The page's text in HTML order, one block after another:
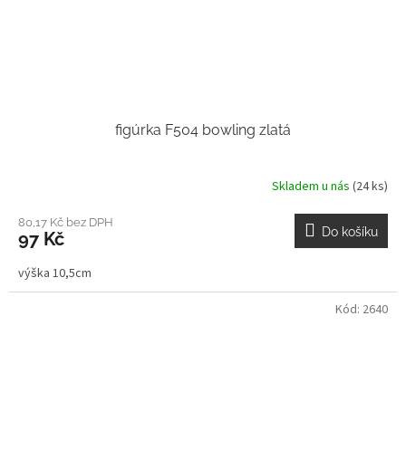
figúrka F504 bowling zlatá
Skladem u nás (24 ks)
80,17 Kč bez DPH
97 Kč Do košíku
výška 10,5cm
Kód: 2640